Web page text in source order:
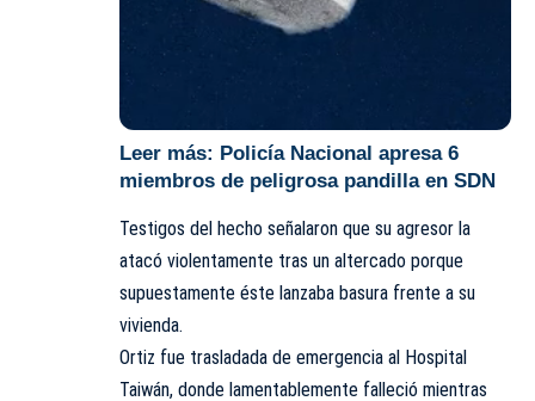
Leer más: Policía Nacional apresa 6
miembros de peligrosa pandilla en SDN
Testigos del hecho señalaron que su agresor la
atacó violentamente tras un altercado porque
supuestamente éste lanzaba basura frente a su
vivienda.
Ortiz fue trasladada de emergencia al Hospital
Taiwán, donde lamentablemente falleció mientras